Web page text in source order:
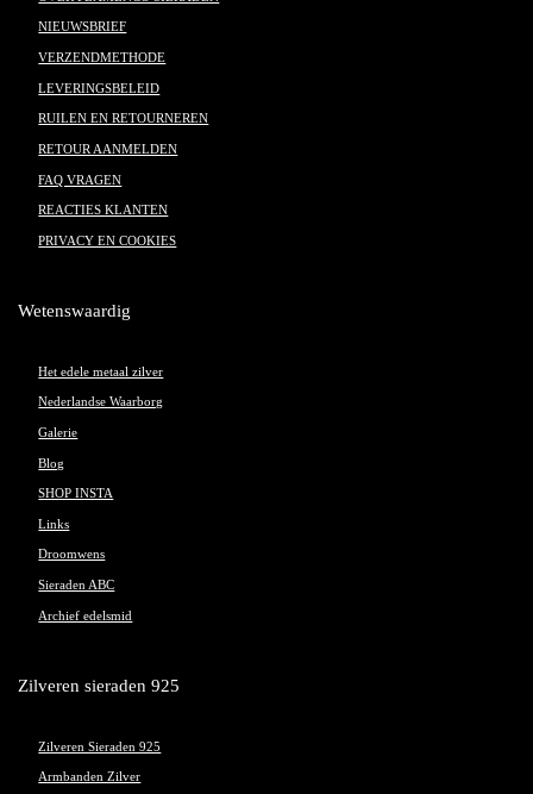
NIEUWSBRIEF
VERZENDMETHODE
LEVERINGSBELEID
RUILEN EN RETOURNEREN
RETOUR AANMELDEN
FAQ VRAGEN
REACTIES KLANTEN
PRIVACY EN COOKIES
Wetenswaardig
Het edele metaal zilver
Nederlandse Waarborg
Galerie
Blog
SHOP INSTA
Links
Droomwens
Sieraden ABC
Archief edelsmid
Zilveren sieraden 925
Zilveren Sieraden 925
Armbanden Zilver